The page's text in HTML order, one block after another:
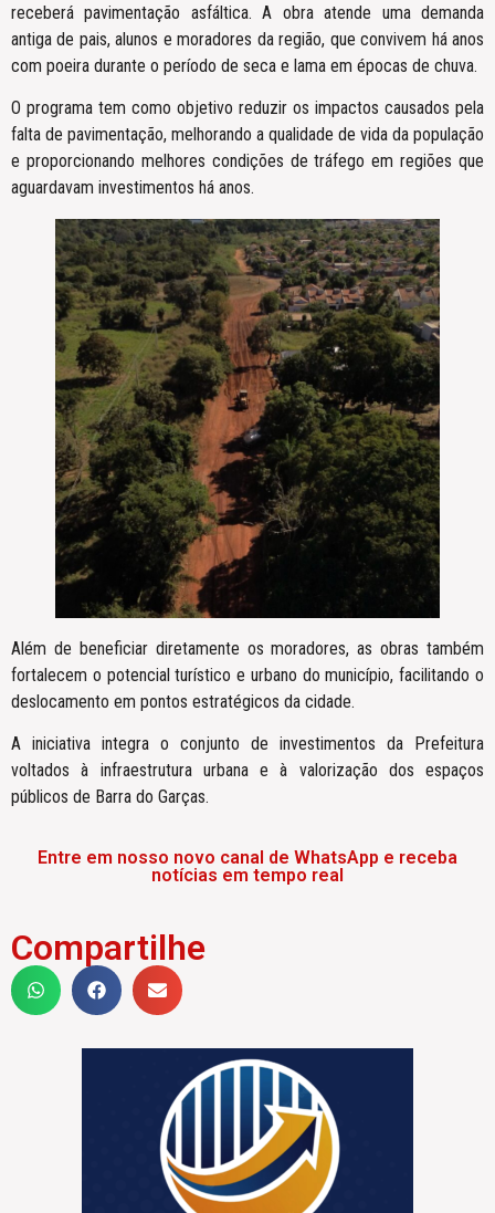
receberá pavimentação asfáltica. A obra atende uma demanda
antiga de pais, alunos e moradores da região, que convivem há anos
com poeira durante o período de seca e lama em épocas de chuva.
O programa tem como objetivo reduzir os impactos causados pela
falta de pavimentação, melhorando a qualidade de vida da população
e proporcionando melhores condições de tráfego em regiões que
aguardavam investimentos há anos.
Além de beneficiar diretamente os moradores, as obras também
fortalecem o potencial turístico e urbano do município, facilitando o
deslocamento em pontos estratégicos da cidade.
A iniciativa integra o conjunto de investimentos da Prefeitura
voltados à infraestrutura urbana e à valorização dos espaços
públicos de Barra do Garças.
Entre em nosso novo canal de WhatsApp e receba
notícias em tempo real
Compartilhe